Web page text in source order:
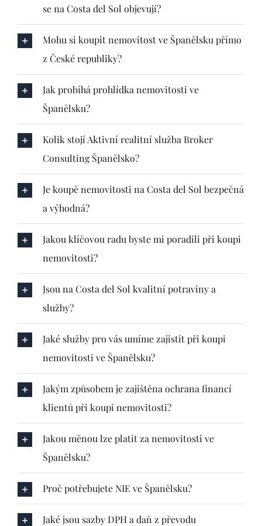
se na Costa del Sol objevují?
Mohu si koupit nemovitost ve Španělsku přímo
z České republiky?
Jak probíhá prohlídka nemovitosti ve
Španělsku?
Kolik stojí Aktivní realitní služba Broker
Consulting Španělsko?
Je koupě nemovitosti na Costa del Sol bezpečná
a výhodná?
Jakou klíčovou radu byste mi poradili při koupi
nemovitosti?
Jsou na Costa del Sol kvalitní potraviny a
služby?
Jaké služby pro vás umíme zajistit při koupi
nemovitosti ve Španělsku?
Jakým způsobem je zajištěna ochrana financí
klientů při koupi nemovitosti?
Jakou měnou lze platit za nemovitosti ve
Španělsku?
Proč potřebujete NIE ve Španělsku?
Jaké jsou sazby DPH a daň z převodu